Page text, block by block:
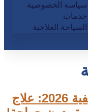
سياسة الخصوصية
خدمات
السياحة العلاجية
الأشعة التداخلية للأورام الليفية 2026: علاج